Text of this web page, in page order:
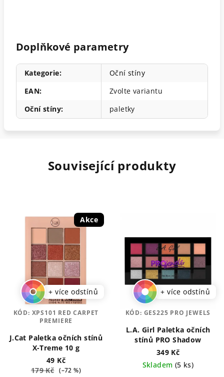
Doplňkové parametry
Kategorie:
Oční stíny
EAN:
Zvolte variantu
Oční stíny: paletky
Související produkty
Akce
+ více odstínů
J.Cat Paletka očních stínů
X-Treme 10 g
49 Kč
179 Kč (–72 %)
KÓD: XPS101 RED CARPET
PREMIERE
+ více odstínů
L.A. Girl Paletka očních
stínů PRO Shadow
349 Kč
Skladem (5 ks)
KÓD: GES225 PRO JEWELS